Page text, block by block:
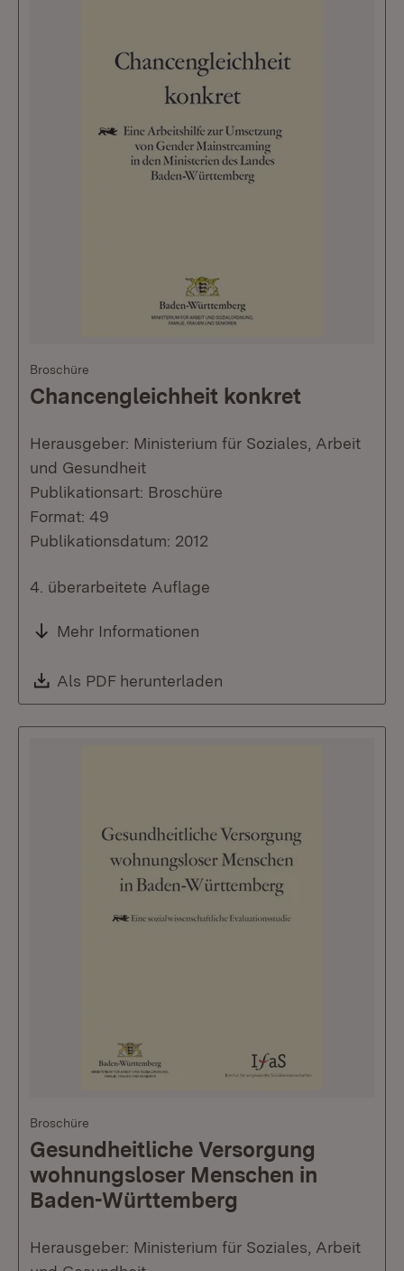
Broschüre
Chancengleichheit konkret
Herausgeber: Ministerium für Soziales, Arbeit
und Gesundheit
Publikationsart: Broschüre
Format: 49
Publikationsdatum: 2012
4. überarbeitete Auflage
Mehr Informationen
Download:
Als PDF herunterladen
Broschüre
Gesundheitliche Versorgung
wohnungsloser Menschen in
Baden-Württemberg
Herausgeber: Ministerium für Soziales, Arbeit